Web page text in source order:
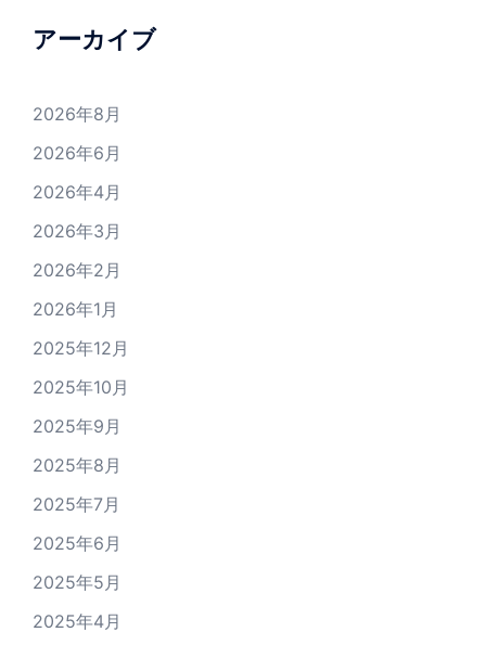
アーカイブ
2026年8月
2026年6月
2026年4月
2026年3月
2026年2月
2026年1月
2025年12月
2025年10月
2025年9月
2025年8月
2025年7月
2025年6月
2025年5月
2025年4月